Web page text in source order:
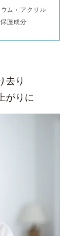
去り
がりに